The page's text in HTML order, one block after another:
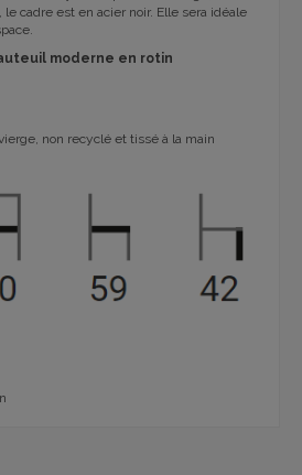
cadre est en acier noir. Elle sera idéale
moderne en rotin
non recyclé et tissé à la main